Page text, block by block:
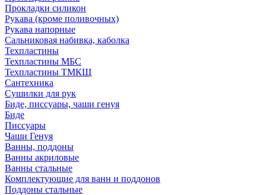
Прокладки силикон
Рукава (кроме поливочных)
Рукава напорные
Сальниковая набивка, каболка
Техпластины
Техпластины МБС
Техпластины ТМКЩ
Сантехника
Сушилки для рук
Биде, писсуары, чаши генуя
Биде
Писсуары
Чаши Генуя
Ванны, поддоны
Ванны акриловые
Ванны стальные
Комплектующие для ванн и поддонов
Поддоны стальные